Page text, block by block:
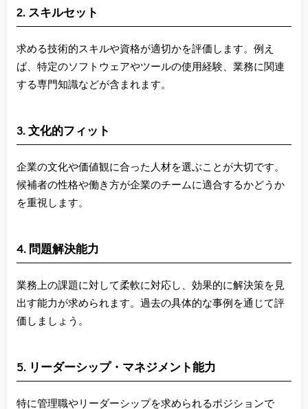
2. スキルセット
求める技術的スキルや資格が適切かを評価します。例え
ば、特定のソフトウェアやツールの使用経験、業務に関連
する専門知識などが含まれます。
3. 文化的フィット
企業の文化や価値観に合った人材を選ぶことが大切です。
候補者の性格や働き方が企業のチームに適合するかどうか
を重視します。
4. 問題解決能力
業務上の課題に対して柔軟に対応し、効果的に解決策を見
出す能力が求められます。過去の具体的な事例を通じて評
価しましょう。
5. リーダーシップ・マネジメント能力
特に管理職やリーダーシップを求められるポジションで